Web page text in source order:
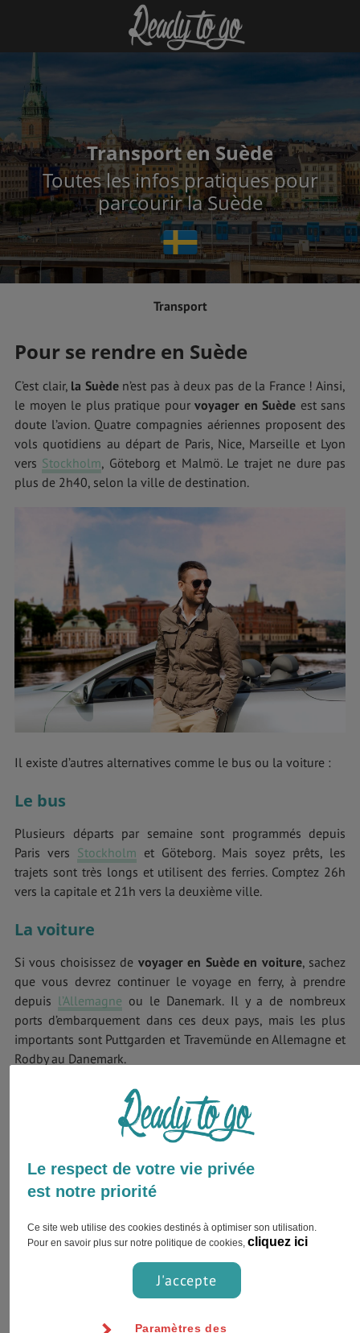
Transport en Suède
Toutes les infos pratiques pour
parcourir la Suède
Transport
Pour se rendre en Suède
C’est clair, la Suèden’est pas à deux pas de la France ! Ainsi,
le moyen le plus pratique pour voyager en Suède est sans
doute l’avion. Quatre compagnies aériennes proposent des
vols quotidiens au départ de Paris, Nice, Marseille et Lyon
vers Stockholm, Göteborg et Malmö. Le trajet ne dure pas
plus de 2h40, selon la ville de destination.
Il existe d’autres alternatives comme le bus ou la voiture :
Le bus
Plusieurs départs par semaine sont programmés depuis
Paris vers Stockholm et Göteborg. Mais soyez prêts, les
trajets sont très longs et utilisent des ferries. Comptez 26h
vers la capitale et 21h vers la deuxième ville.
La voiture
Si vous choisissez de voyager en Suède en voiture, sachez
que vous devrez continuer le voyage en ferry, à prendre
depuis l’Allemagne ou le Danemark. Il y a de nombreux
ports d’embarquement dans ces deux pays, mais les plus
importants sont Puttgarden et Travemünde en Allemagne et
Rodby au Danemark.
Les réseaux de transports en
Déplacement inter ville
Les infrastructures de transport en Suède
irréprochables : le réseau routier est en très bon état, les
autoroutes sont gratuites, le réseau ferroviaire est très
étendu et les aéroports régionaux sont nombreux. Ainsi,
voyager en Suède, d’une ville à l’autre en
Le respect de votre vie privée
est notre priorité
Ce site web utilise des cookies destinés à optimiser son utilisation.
Pour en savoir plus sur notre politique de cookies, cliquez ici
J'accepte
Paramètres des